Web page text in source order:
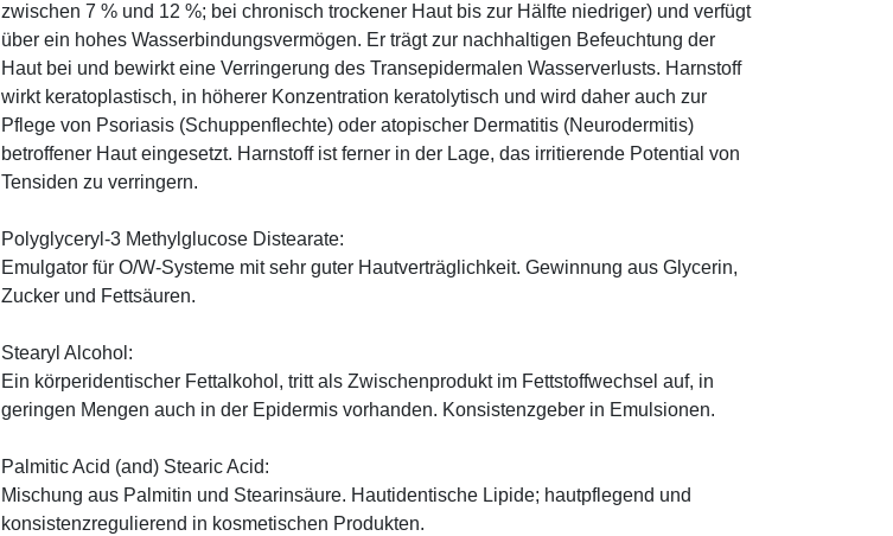
zwischen 7 % und 12 %; bei chronisch trockener Haut bis zur Hälfte niedriger) und verfügt
über ein hohes Wasserbindungsvermögen. Er trägt zur nachhaltigen Befeuchtung der
Haut bei und bewirkt eine Verringerung des Transepidermalen Wasserverlusts. Harnstoff
wirkt keratoplastisch, in höherer Konzentration keratolytisch und wird daher auch zur
Pflege von Psoriasis (Schuppenflechte) oder atopischer Dermatitis (Neurodermitis)
betroffener Haut eingesetzt. Harnstoff ist ferner in der Lage, das irritierende Potential von
Tensiden zu verringern.
Polyglyceryl-3 Methylglucose Distearate:
Emulgator für O/W-Systeme mit sehr guter Hautverträglichkeit. Gewinnung aus Glycerin,
Zucker und Fettsäuren.
Stearyl Alcohol:
Ein körperidentischer Fettalkohol, tritt als Zwischenprodukt im Fettstoffwechsel auf, in
geringen Mengen auch in der Epidermis vorhanden. Konsistenzgeber in Emulsionen.
Palmitic Acid (and) Stearic Acid:
Mischung aus Palmitin und Stearinsäure. Hautidentische Lipide; hautpflegend und
konsistenzregulierend in kosmetischen Produkten.